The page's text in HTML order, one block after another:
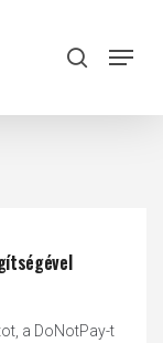
search
Menu
a DoNotPay-t
Close